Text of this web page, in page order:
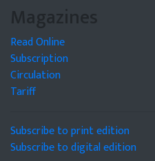
Magazines
Read Online
Subscription
Circulation
Tariff
Subscribe to print edition
Subscribe to digital edition